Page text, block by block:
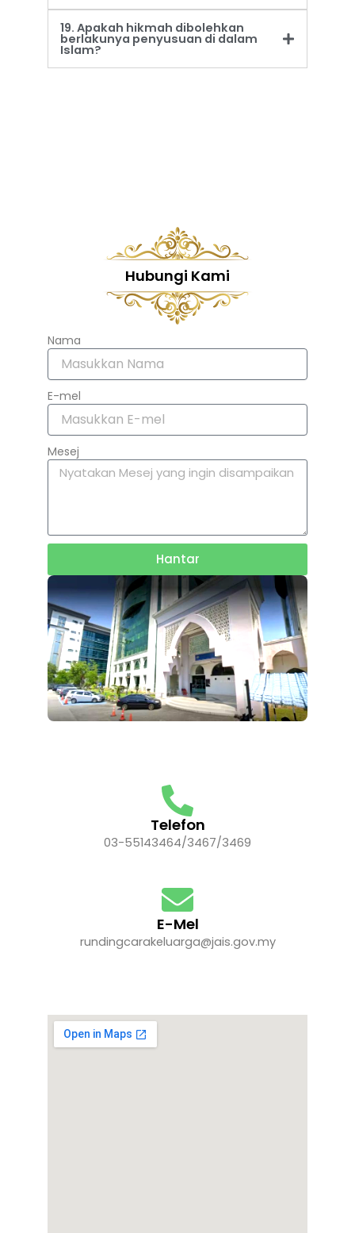
19. Apakah hikmah dibolehkan
berlakunya penyusuan di dalam
Islam?
Hubungi Kami
Nama
E-mel
Mesej
Hantar
Telefon
03-55143464/3467/3469
E-Mel
rundingcarakeluarga@jais.gov.my